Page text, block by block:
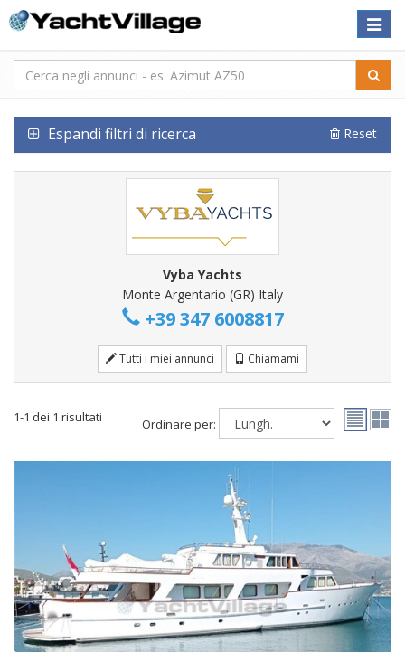
Toggle
Espandi filtri di ricerca Reset
Vyba Yachts
Monte Argentario (GR) Italy
+39 347 6008817
Tutti i miei annunci Chiamami
1-1 dei 1 risultati Ordinare per: